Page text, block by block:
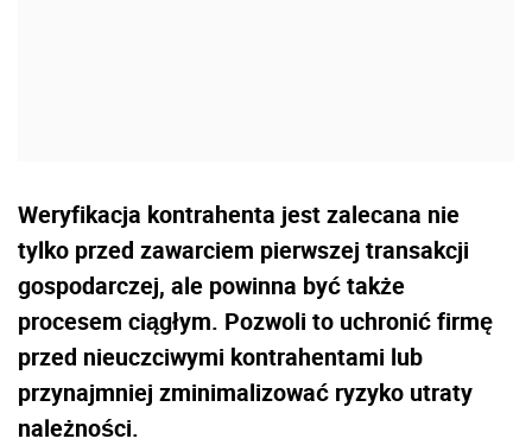
Weryfikacja kontrahenta jest zalecana nie
tylko przed zawarciem pierwszej transakcji
gospodarczej, ale powinna być także
procesem ciągłym. Pozwoli to uchronić firmę
przed nieuczciwymi kontrahentami lub
przynajmniej zminimalizować ryzyko utraty
należności.